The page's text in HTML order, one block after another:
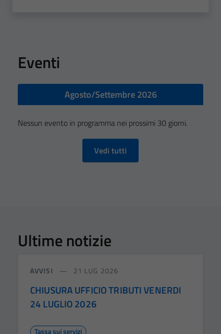
Eventi
Agosto/Settembre 2026
Nessun evento in programma nei prossimi 30 giorni.
Vedi tutti
Ultime notizie
AVVISI 21 LUG 2026
CHIUSURA UFFICIO TRIBUTI VENERDI
24 LUGLIO 2026
Tassa sui servizi